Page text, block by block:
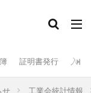
証明書発行 入会
せ 工業会統計情報